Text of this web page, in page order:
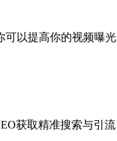
以提高你的视频曝
获取精准搜索与引